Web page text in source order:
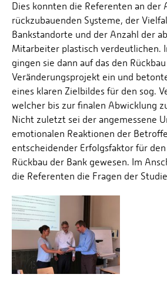
Dies konnten die Referenten an der
rückzubauenden Systeme, der
Bankstandorte und der Anzahl der
Mitarbeiter plastisch verdeutlichen.
gingen sie dann auf das den
Veränderungsprojekt ein und
eines klaren Zielbildes für den sog.
welcher bis zur finalen Abwicklung
Nicht zuletzt sei der angemessene
emotionalen Reaktionen der
entscheidender Erfolgsfaktor für
Rückbau der Bank gewesen. Im
die Referenten die Fragen der